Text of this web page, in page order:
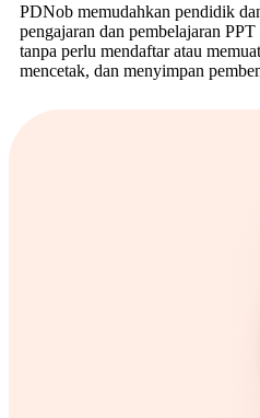
PDNob memudahkan pendidik
pengajaran dan pembelajaran
tanpa perlu mendaftar atau
mencetak, dan menyimpan